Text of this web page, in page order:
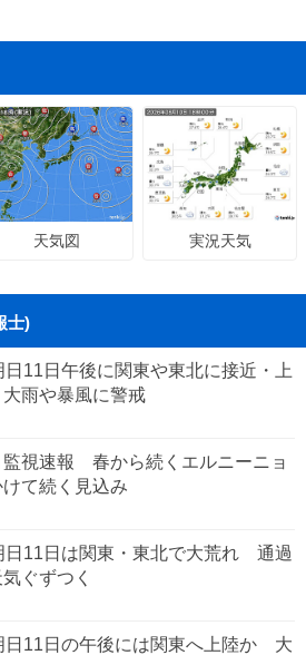
天気図 実況天気
士)
11日午後に関東や東北に接近・上
雨や暴風に警戒
監視速報 春から続くエルニーニョ
て続く見込み
日11日は関東・東北で大荒れ 通過
ぐずつく
日11日の午後には関東へ上陸か 大